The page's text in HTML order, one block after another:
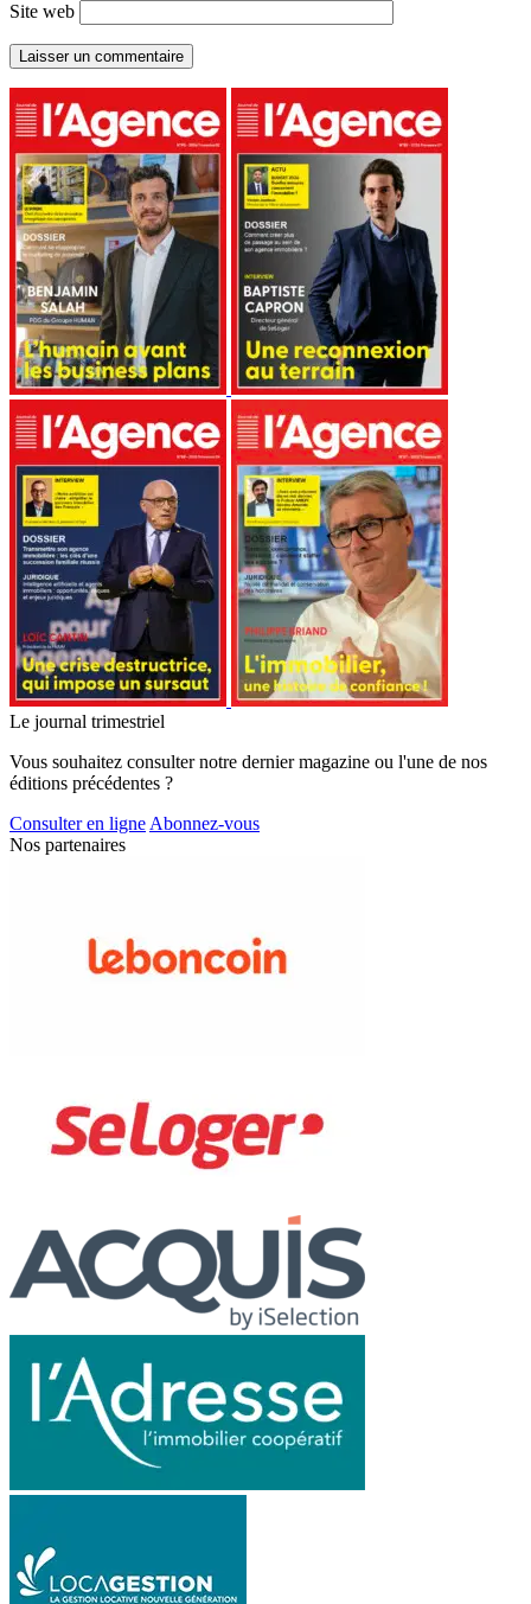
Site web
Le journal trimestriel
Vous souhaitez consulter notre dernier magazine ou l'une de nos
éditions précédentes ?
Consulter en ligne Abonnez-vous
Nos partenaires